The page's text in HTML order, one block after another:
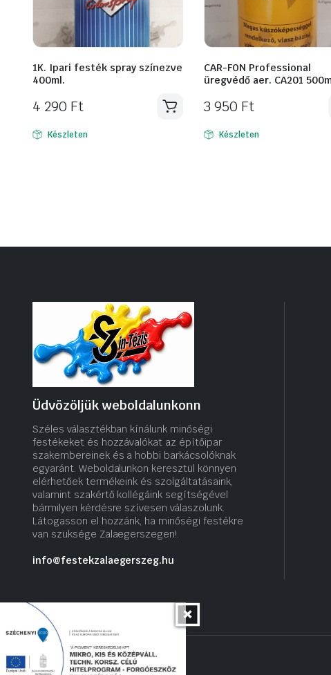
1K. Ipari festék spray színezve
400ml.
4 290 Ft
Készleten
CAR-FON Professional
üregvédő aer. CA201
3 950 Ft
Készleten
Üdvözöljük weboldalunkonn
Széles választékban kínálunk minőségi
festékeket és hozzávalókat az építőipar
szakembereinek és a hobbi barkácsolóknak
egyaránt. Weboldalunkon keresztül könnyen
elérhetőek termékeink és szolgáltatásaink,
valamint szakértő kollégáink segítségével
bármilyen kérdésre szívesen válaszolunk.
Látogasson el hozzánk, ha minőségi festékre
van szüksége Zalaegerszegen!.
info@festekzalaegerszeg.hu